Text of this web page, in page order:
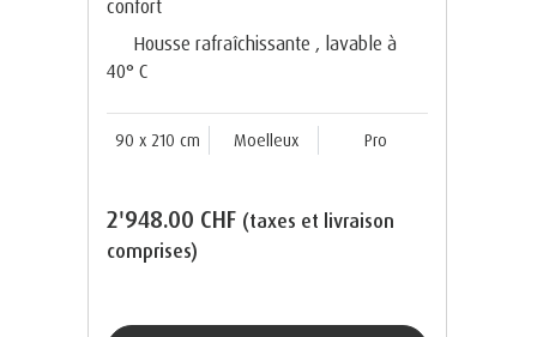
confort
Housse rafraîchissante , lavable à
40° C
90 x 210 cm Moelleux Pro
2'948.00 CHF (taxes et livraison
comprises)